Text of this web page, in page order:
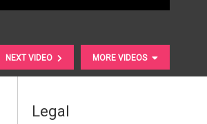
NEXT VIDEO MORE VIDEOS
Legal